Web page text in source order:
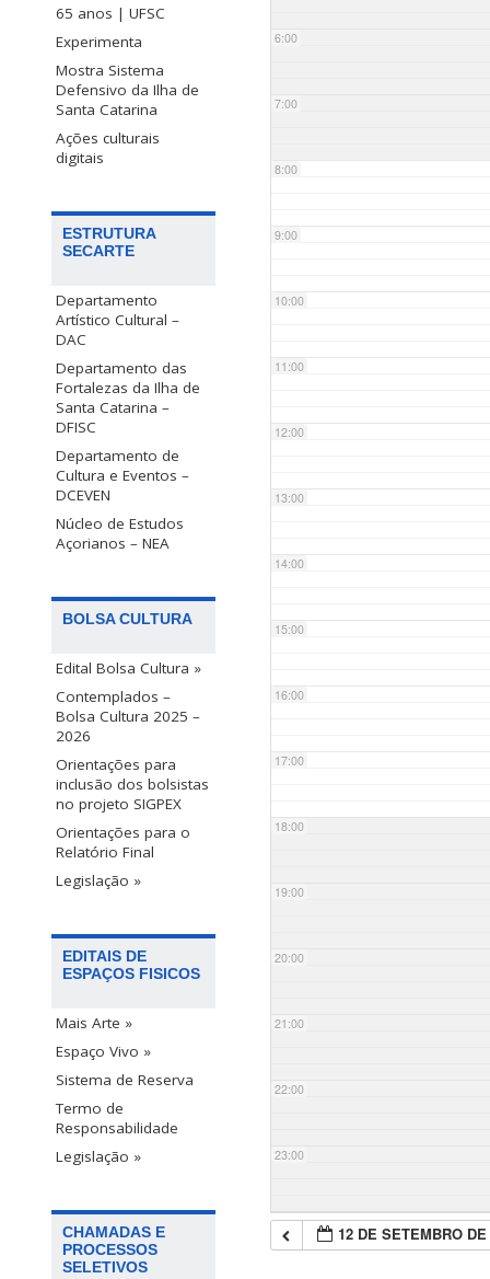
65 anos | UFSC
Experimenta
Mostra Sistema
Defensivo da Ilha de
Santa Catarina
Ações culturais
digitais
ESTRUTURA
SECARTE
Departamento
Artístico Cultural –
DAC
Departamento das
Fortalezas da Ilha de
Santa Catarina –
DFISC
Departamento de
Cultura e Eventos –
DCEVEN
Núcleo de Estudos
Açorianos – NEA
BOLSA CULTURA
Edital Bolsa Cultura »
Contemplados –
Bolsa Cultura 2025 –
2026
Orientações para
inclusão dos bolsistas
no projeto SIGPEX
Orientações para o
Relatório Final
Legislação »
EDITAIS DE
ESPAÇOS FISICOS
Mais Arte »
Espaço Vivo »
Sistema de Reserva
Termo de
Responsabilidade
Legislação »
CHAMADAS E
PROCESSOS
SELETIVOS
6:00
7:00
8:00
9:00
10:00
11:00
12:00
13:00
14:00
15:00
16:00
17:00
18:00
19:00
20:00
21:00
22:00
23:00
12 DE SETEMBRO DE